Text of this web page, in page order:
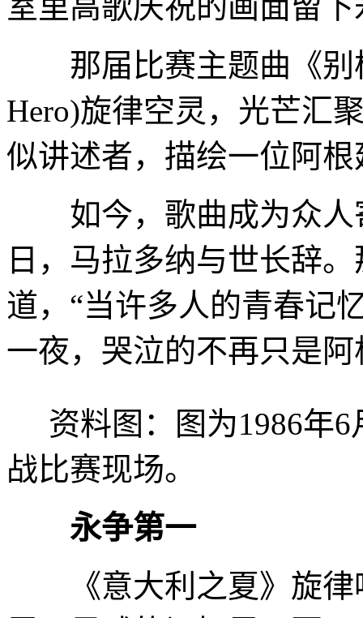
室里高歌庆祝的画面留
那届比赛主题曲《别
Hero)旋律空灵，光芒汇
似讲述者，描绘一位阿
如今，歌曲成为众人
日，马拉多纳与世长辞
道，“当许多人的青春记
一夜，哭泣的不再只是阿
资料图：图为1986年
战比赛现场。
永争第一
《意大利之夏》旋律